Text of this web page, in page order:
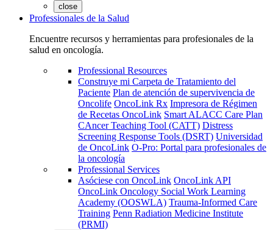
close
Professionales de la Salud
Encuentre recursos y herramientas para profesionales de la
salud en oncología.
Professional Resources
Construye mi Carpeta de Tratamiento del
Paciente Plan de atención de supervivencia de
Oncolife OncoLink Rx Impresora de Régimen
de Recetas OncoLink Smart ALACC Care Plan
CAncer Teaching Tool (CATT) Distress
Screening Response Tools (DSRT) Universidad
de OncoLink O-Pro: Portal para profesionales de
la oncología
Professional Services
Asóciese con OncoLink OncoLink API
OncoLink Oncology Social Work Learning
Academy (OOSWLA) Trauma-Informed Care
Training Penn Radiation Medicine Institute
(PRMI)